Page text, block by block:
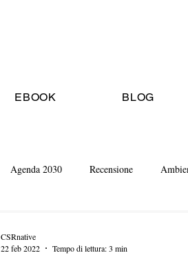
EBOOK BLOG
Agenda 2030 Recensione
CSRnative
22 feb 2022
Tempo di lettura: 3 min